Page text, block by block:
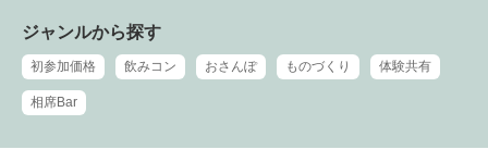
ジャンルから探す
初参加価格 飲みコン おさんぽ ものづくり 体験共有
相席Bar